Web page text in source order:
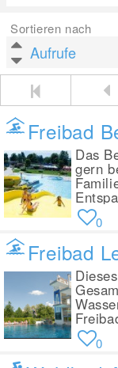
Sortieren nach
Freibad
Das
gern
0
Freibad
0